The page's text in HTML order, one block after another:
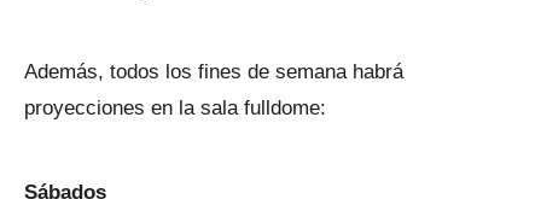
Además, todos los fines de semana habrá
proyecciones en la sala fulldome:
Sábados